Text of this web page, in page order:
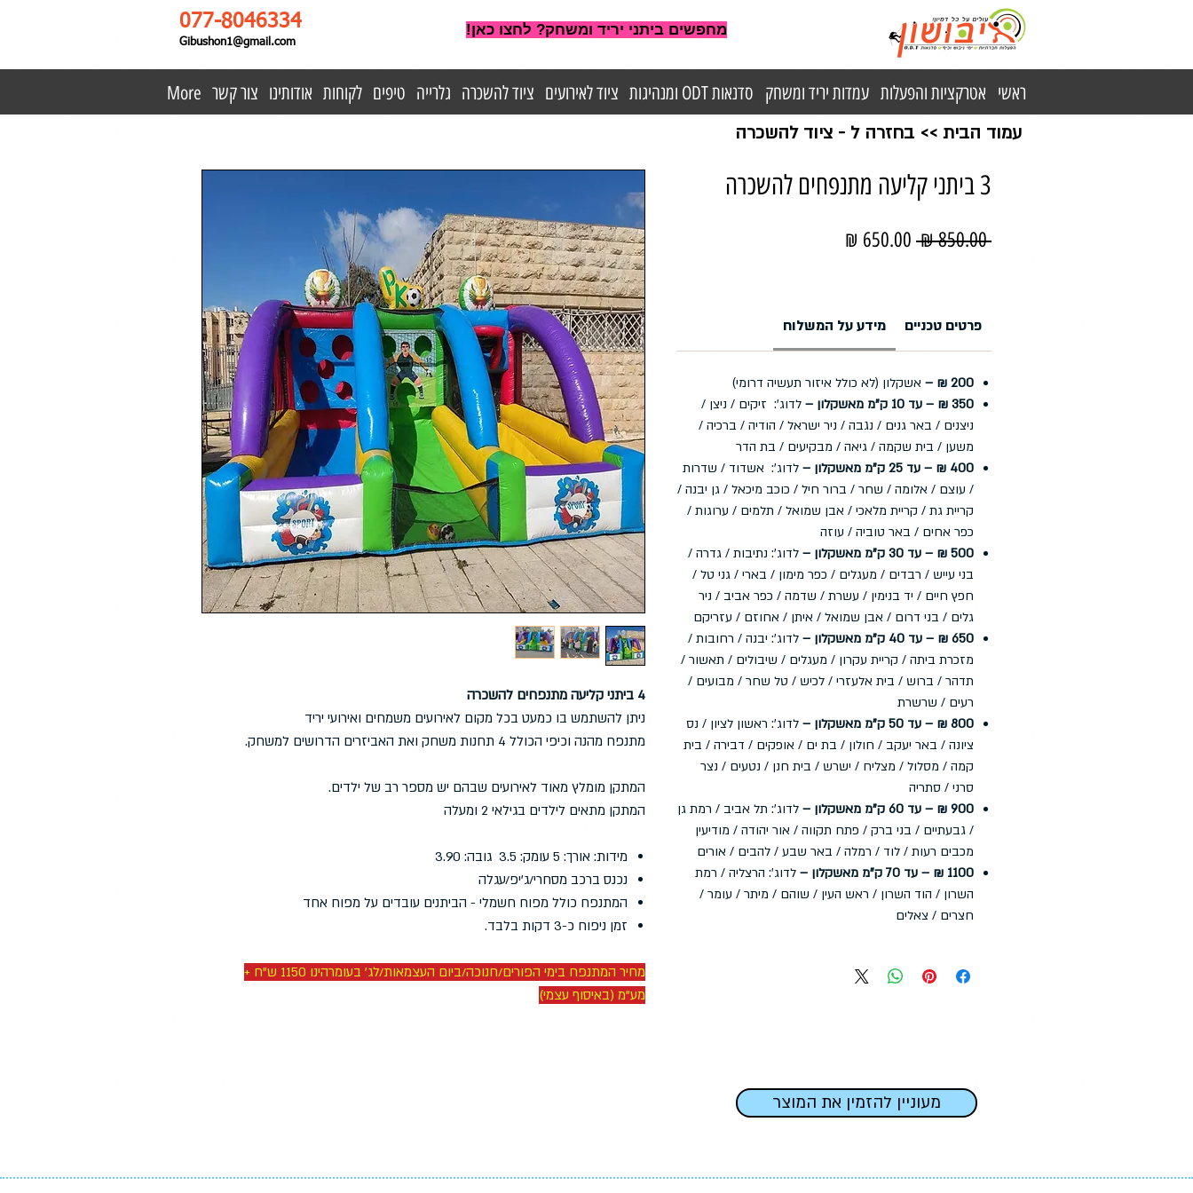
מחפשים ביתני יריד ומשחק? לחצו כאן! 077-8046334
Gibushon1@gmail.com
עמוד הבית >> בחזרה ל - ציוד להשכרה
4 ביתני קליעה מתנפחים להשכרה
ניתן להשתמש בו כמעט בכל מקום לאירועים משמחים ואירועי יריד
מתנפח מהנה וכיפי הכולל 4 תחנות משחק ואת האביזרים הדרושים למשחק.
המתקן מומלץ מאוד לאירועים שבהם יש מספר רב של ילדים.
המתקן מתאים לילדים בגילאי 2 ומעלה
מידות: אורך: 5 עומק: 3.5 גובה: 3.90
נכנס ברכב מסחרי/ג'יפ/עגלה
המתנפח כולל מפוח חשמלי - הביתנים עובדים על מפוח אחד
זמן ניפוח כ-3 דקות בלבד.
מחיר המתנפח בימי הפורים/חנוכה/ביום העצמאות/לג' בעומרהינו 1150 ש"ח +
מע"מ (באיסוף עצמי)
3 ביתני קליעה מתנפחים להשכרה
‏850.00 ‏₪
מחיר
מידע על המשלוח פרטים טכניים
200 ₪ –
אשקלון (לא כולל איזור תעשיה דרומי)
350 ₪ – עד 10 ק"מ מאשקלון –
לדוג': זיקים / ניצן /
ניצנים / באר גנים / נגבה / ניר ישראל / הודיה / ברכיה /
משען / בית שקמה / גיאה / מבקיעים / בת הדר
400 ₪ – עד 25 ק"מ מאשקלון –
לדוג': אשדוד / שדרות
/ עוצם / אלומה / שחר / ברור חיל / כוכב מיכאל / גן יבנה /
קריית גת / קריית מלאכי / אבן שמואל / תלמים / ערוגות /
כפר אחים / באר טוביה / עוזה
500 ₪ – עד 30 ק"מ מאשקלון –
לדוג': נתיבות / גדרה /
בני עייש / רבדים / מעגלים / כפר מימון / בארי / גני טל /
חפץ חיים / יד בנימין / עשרת / שדמה / כפר אביב / ניר
גלים / בני דרום / אבן שמואל / איתן / אחוזם / עזריקם
650 ₪ – עד 40 ק"מ מאשקלון –
לדוג': יבנה / רחובות /
מזכרת ביתה / קריית עקרון / מעגלים / שיבולים / תאשור /
תדהר / ברוש / בית אלעזרי / לכיש / טל שחר / מבועים /
רעים / שרשרת
800 ₪ – עד 50 ק"מ מאשקלון –
לדוג': ראשון לציון / נס
ציונה / באר יעקב / חולון / בת ים / אופקים / דבירה / בית
קמה / מסלול / מצליח / ישרש / בית חנן / נטעים / נצר
סרני / סתריה
900 ₪ – עד 60 ק"מ מאשקלון –
לדוג': תל אביב / רמת גן
/ גבעתיים / בני ברק / פתח תקווה / אור יהודה / מודיעין
מכבים רעות / לוד / רמלה / באר שבע / להבים / אורים
1100 ₪ – עד 70 ק"מ מאשקלון –
לדוג': הרצליה / רמת
השרון / הוד השרון / ראש העין / שוהם / מיתר / עומר /
חצרים / צאלים
מעוניין להזמין את המוצר
ראשי אטרקציות והפעלות עמדות יריד ומשחק סדנאות ODT ומנהיגות ציוד לאירועים ציוד להשכרה גלרייה טיפים לקוחות אודותינו צור קשר More